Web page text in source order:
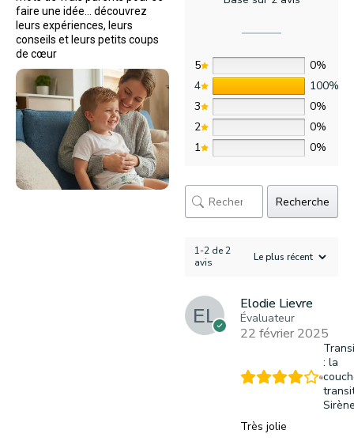
faire une idée… découvrez
leurs expériences, leurs
conseils et leurs petits coups
de cœur
5
0%
4
100%
3
0%
2
0%
1
0%
Recherche
1-2 de 2
avis
Elodie Lievre
Évaluateur
22 février 2025
: la
Très jolie